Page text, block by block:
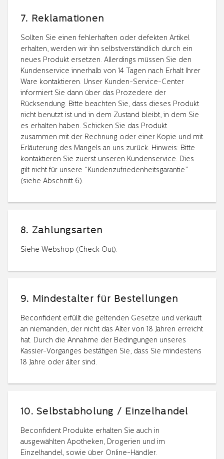
7. Reklamationen
Sollten Sie einen fehlerhaften oder defekten Artikel
erhalten, werden wir ihn selbstverständlich durch ein
neues Produkt ersetzen. Allerdings müssen Sie den
Kundenservice innerhalb von 14 Tagen nach Erhalt Ihrer
Ware kontaktieren. Unser Kunden-Service-Center
informiert Sie dann über das Prozedere der
Rücksendung. Bitte beachten Sie, dass dieses Produkt
nicht benutzt ist und in dem Zustand bleibt, in dem Sie
es erhalten haben. Schicken Sie das Produkt
zusammen mit der Rechnung oder einer Kopie und mit
Erläuterung des Mangels an uns zurück. Hinweis: Bitte
kontaktieren Sie zuerst unseren Kundenservice. Dies
gilt nicht für unsere “Kundenzufriedenheitsgarantie”
(siehe Abschnitt 6).
8. Zahlungsarten
Siehe Webshop (Check Out).
9. Mindestalter für Bestellungen
Beconfident erfüllt die geltenden Gesetze und verkauft
an niemanden, der nicht das Alter von 18 Jahren erreicht
hat. Durch die Annahme der Bedingungen unseres
Kassier-Vorganges bestätigen Sie, dass Sie mindestens
18 Jahre oder älter sind.
10. Selbstabholung / Einzelhandel
Beconfident Produkte erhalten Sie auch in
ausgewählten Apotheken, Drogerien und im
Einzelhandel, sowie über Online-Händler.